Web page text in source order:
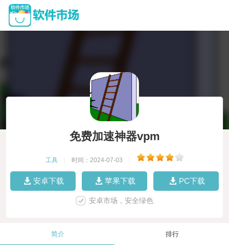
免费加速神器vpm
工具 时间：2024-07-03
安卓下载 苹果下载 PC下载
安卓市场，安全绿色
简介 排行